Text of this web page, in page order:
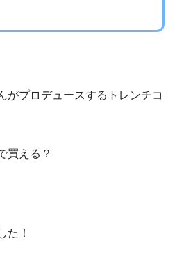
がプロデュースするトレンチコ
買える？
た！